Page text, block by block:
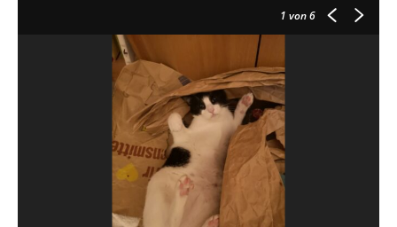
1 von 6